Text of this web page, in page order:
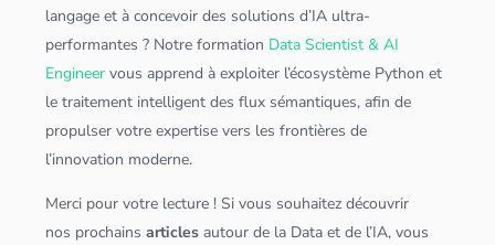
langage et à concevoir des solutions d’IA ultra-
performantes ? Notre formation Data Scientist & AI
Engineer vous apprend à exploiter l’écosystème Python et
le traitement intelligent des flux sémantiques, afin de
propulser votre expertise vers les frontières de
l’innovation moderne.
Merci pour votre lecture ! Si vous souhaitez découvrir
nos prochainsarticles autour de la Data et de l’IA, vous